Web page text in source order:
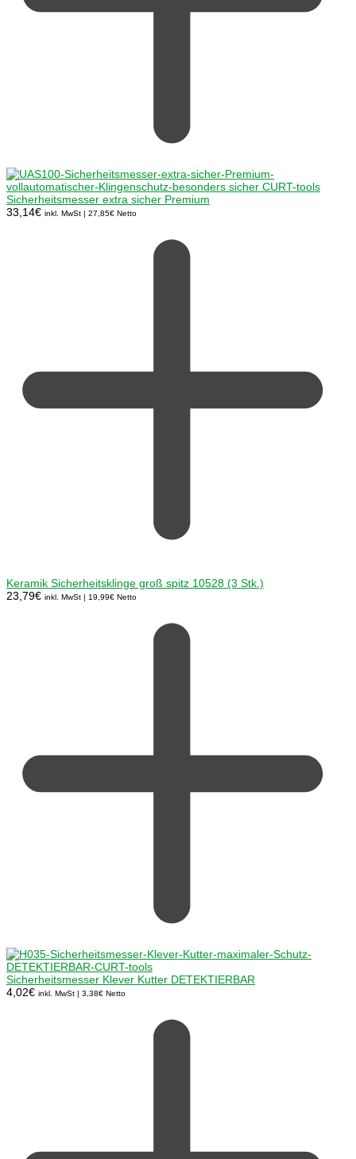
Sicherheitsmesser extra sicher Premium
33,14€ inkl. MwSt | 27,85€ Netto
Keramik Sicherheitsklinge groß spitz 10528 (3 Stk.)
23,79€ inkl. MwSt | 19,99€ Netto
Sicherheitsmesser Klever Kutter DETEKTIERBAR
4,02€ inkl. MwSt | 3,38€ Netto